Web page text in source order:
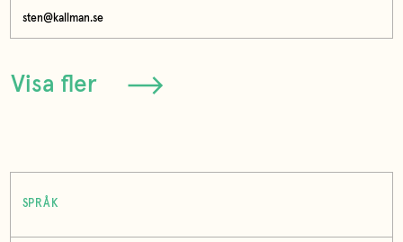
sten@kallman.se
Visa fler
SPRÅK